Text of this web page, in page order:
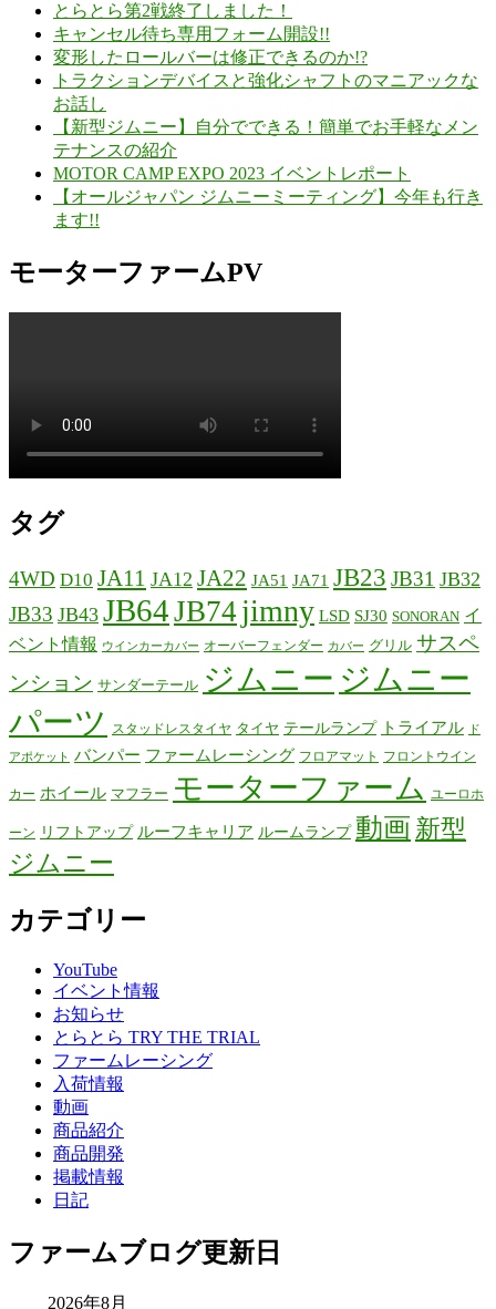
とらとら第2戦終了しました！
キャンセル待ち専用フォーム開設!!
変形したロールバーは修正できるのか!?
トラクションデバイスと強化シャフトのマニアックな
お話し
【新型ジムニー】自分でできる！簡単でお手軽なメン
テナンスの紹介
MOTOR CAMP EXPO 2023 イベントレポート
【オールジャパン ジムニーミーティング】今年も行き
ます!!
モーターファームPV
タグ
4WD D10 JA11 JA12 JA22 JA51 JA71 JB23 JB31 JB32
JB33 JB43 JB64JB74 jimny LSD SJ30 SONORAN イ
ベント情報
ウインカーカバー オーバーフェンダー カバー グリル サスペ
ンション サンダーテール ジムニー ジムニー
パーツ
スタッドレスタイヤ タイヤ テールランプ トライアル ド
アポケット バンパー ファームレーシング フロアマット フロントウイン
カー ホイール マフラー モーターファーム ユーロホ
ーン リフトアップ ルーフキャリア ルームランプ 動画 新型
ジムニー
カテゴリー
YouTube
イベント情報
お知らせ
とらとら TRY THE TRIAL
ファームレーシング
入荷情報
動画
商品紹介
商品開発
掲載情報
日記
ファームブログ更新日
2026年8月